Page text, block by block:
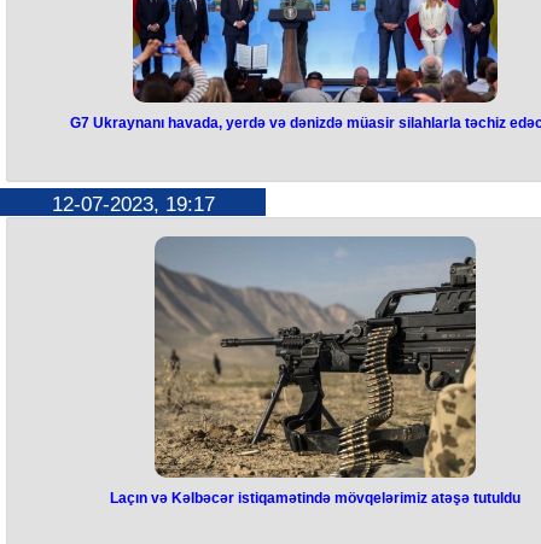
dənizdə müasir silahlarla təchiz
edəcək
Böyük yeddilik ölkələri (G7) Ukrayna ilə ikitərəfli təhlükəsizlik
və sazişlər üzrə danışıqlara başlayır. Bu barədə G7 ölkələrinin NATO-
Vilnüs sammiti çərçivəsində qəbul etdiyi Ukrayna üçün uzunvədəli
təhlükəsizlik təminatının ümumi prinsipləri barədə bəyannamədə
Sənədə əsasən, G7 Ukraynanı havada, yerdə və dənizdə müasir
silahlarla təchiz edəcək. Ukraynaya silah tədarükündə prioritet hava
hücumundan müdafiə sistemlərinə, artilleriyaya, uzaqvuran silahlara
hərbi aviasiyaya veriləcək, habelə, ukraynalı hərbçilərin təlimi həyata
keçiriləcək. Böyük yeddilik, həmçinin Rusiya ilə yeni müharibə
təhlükəsizlik üzrə genişləndirilmiş sazişlər paketi üzərində işləyəcək.
Bundan başqa, Kiyevə təzminat ödənilməsi üçün mexanizmin
yaradılmasını zəruri hesab edən G7 ölkələri Rusiyaya məxsus
Ukraynaya dəyən zərər ödənilənə qədər dondurulduğunu təsdiqləyib.
digər ölkələri də istənilən vaxt Ukraynanın uzunvədəli təhlükəsizlik
zəmanəti bəyannaməsinə qoşulmağa dəvət edib.
G7 Ukraynanı havada, yerdə və dənizdə müasir silahlarla təchiz
12-07-2023, 19:17
Laçın və Kəlbəcər istiqamətində mövqelərimiz atəşə tutuldu